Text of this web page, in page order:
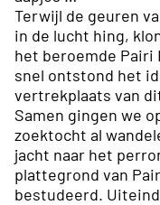
Terwijl de geuren
in de lucht hing,
het beroemde Pairi
snel ontstond het
vertrekplaats van
Samen gingen we
zoektocht al
jacht naar het
plattegrond van
bestudeerd.